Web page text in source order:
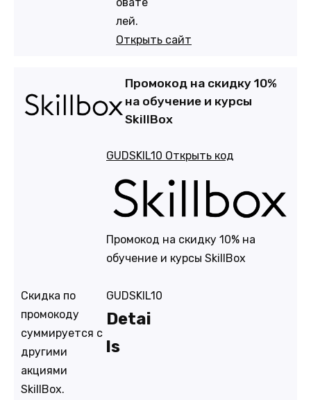
лей.
Открыть сайт
Промокод на скидку 10%
на обучение и курсы
SkillBox
Скидка по
промокоду
суммируется с
другими
акциями
SkillBox.
GUDSKIL10 Открыть код
Промокод на скидку 10% на
обучение и курсы SkillBox
GUDSKIL10
Detai
ls